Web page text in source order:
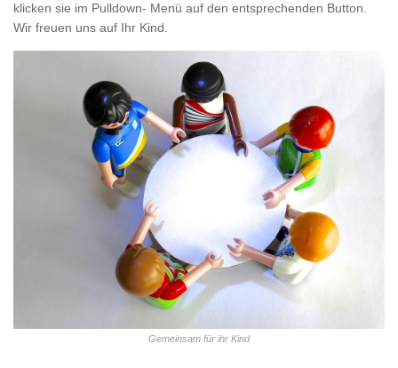
klicken sie im Pulldown- Menü auf den entsprechenden Button.
Wir freuen uns auf Ihr Kind.
Gemeinsam für ihr Kind